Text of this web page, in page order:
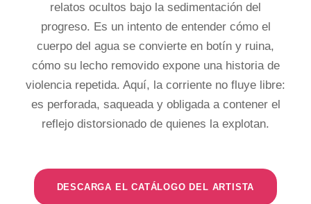
relatos ocultos bajo la sedimentación del
progreso. Es un intento de entender cómo el
cuerpo del agua se convierte en botín y ruina,
cómo su lecho removido expone una historia de
violencia repetida. Aquí, la corriente no fluye libre:
es perforada, saqueada y obligada a contener el
reflejo distorsionado de quienes la explotan.
DESCARGA EL CATÁLOGO DEL ARTISTA